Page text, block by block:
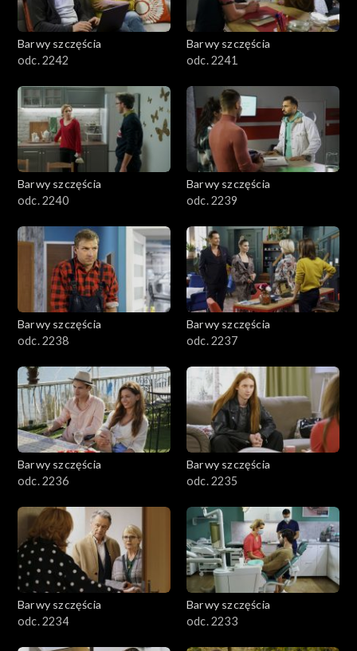
Barwy szczęścia
odc. 2242
Barwy szczęścia
odc. 2241
Barwy szczęścia
odc. 2240
Barwy szczęścia
odc. 2239
Barwy szczęścia
odc. 2238
Barwy szczęścia
odc. 2237
Barwy szczęścia
odc. 2236
Barwy szczęścia
odc. 2235
Barwy szczęścia
odc. 2234
Barwy szczęścia
odc. 2233